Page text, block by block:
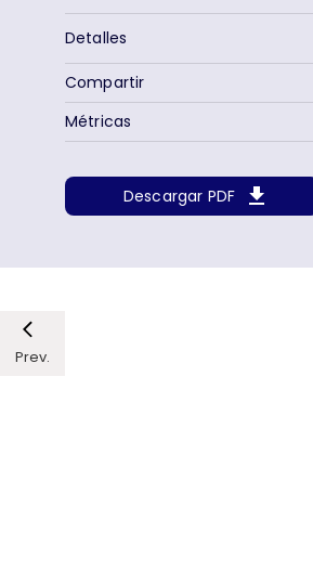
Detalles
Descargar PDF
Métricas
Compartir
Prev.